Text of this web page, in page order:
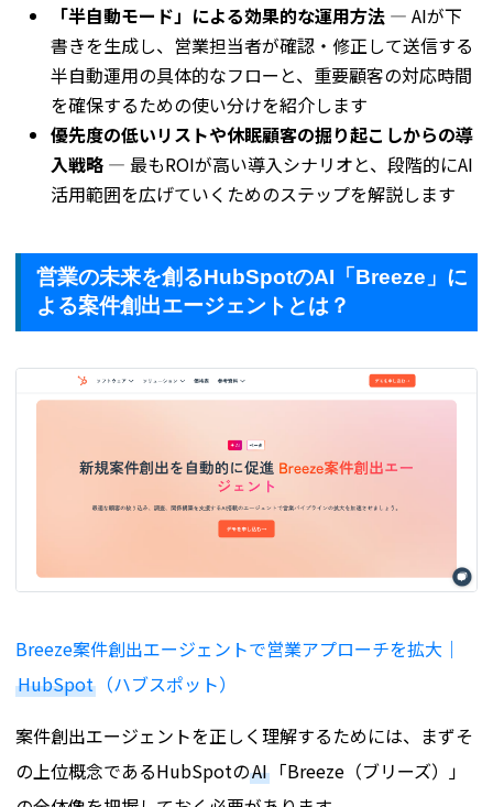
「半自動モード」による効果的な運用方法 — AIが下
書きを生成し、営業担当者が確認・修正して送信する
半自動運用の具体的なフローと、重要顧客の対応時間
を確保するための使い分けを紹介します
優先度の低いリストや休眠顧客の掘り起こしからの導
入戦略 — 最もROIが高い導入シナリオと、段階的にAI
活用範囲を広げていくためのステップを解説します
営業の未来を創るHubSpotのAI「Breeze」に
よる案件創出エージェントとは？
Breeze案件創出エージェントで営業アプローチを拡大｜
HubSpot （ハブスポット）
案件創出エージェントを正しく理解するためには、まずそ
の上位概念であるHubSpotのAI 「Breeze（ブリーズ）」